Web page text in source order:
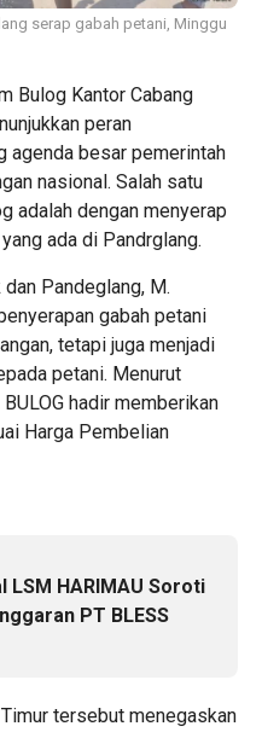
serap gabah petani, Minggu
Bulog Kantor Cabang
peran
agenda besar pemerintah
nasional. Salah satu
adalah dengan menyerap
ada di Pandrglang.
Pandeglang, M.
gabah petani
tetapi juga menjadi
petani. Menurut
hadir memberikan
Harga Pembelian
LSM HARIMAU Soroti
PT BLESS
tersebut menegaskan